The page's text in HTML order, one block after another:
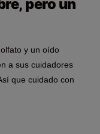
pero un
y un oído
a sus cuidadores
que cuidado con